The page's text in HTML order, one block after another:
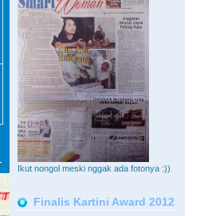
Ikut nongol meski nggak ada fotonya :))
Finalis Kartini Award 2012